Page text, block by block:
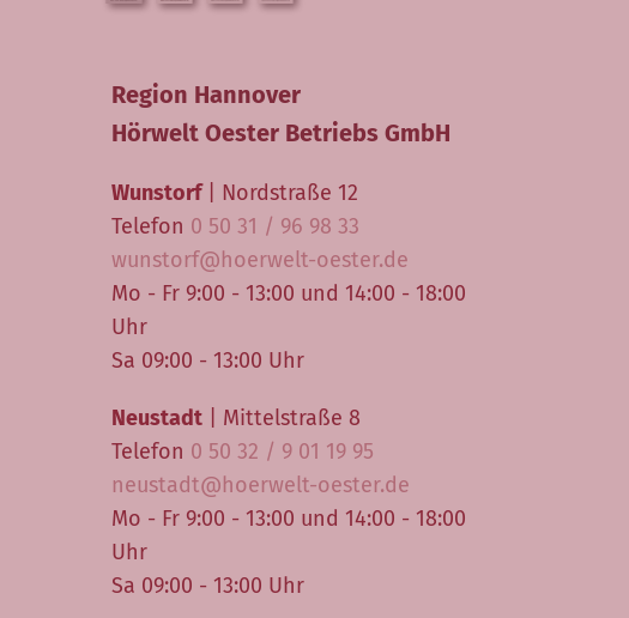
Region Hannover
Hörwelt Oester Betriebs GmbH
Wunstorf| Nordstraße 12
Telefon 0 50 31 / 96 98 33
wunstorf@hoerwelt-oester.de
Mo - Fr 9:00 - 13:00 und 14:00 - 18:00
Uhr
Sa 09:00 - 13:00 Uhr
Neustadt | Mittelstraße 8
Telefon 0 50 32 / 9 01 19 95
neustadt@hoerwelt-oester.de
Mo - Fr 9:00 - 13:00 und 14:00 - 18:00
Uhr
Sa 09:00 - 13:00 Uhr